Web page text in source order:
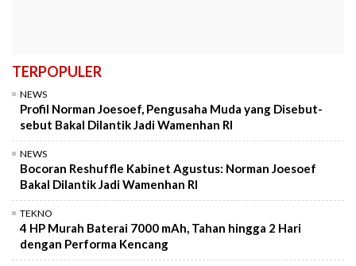
TERPOPULER
NEWS
Profil Norman Joesoef, Pengusaha Muda yang Disebut-
sebut Bakal Dilantik Jadi Wamenhan RI
NEWS
Bocoran Reshuffle Kabinet Agustus: Norman Joesoef
Bakal Dilantik Jadi Wamenhan RI
TEKNO
4 HP Murah Baterai 7000 mAh, Tahan hingga 2 Hari
dengan Performa Kencang